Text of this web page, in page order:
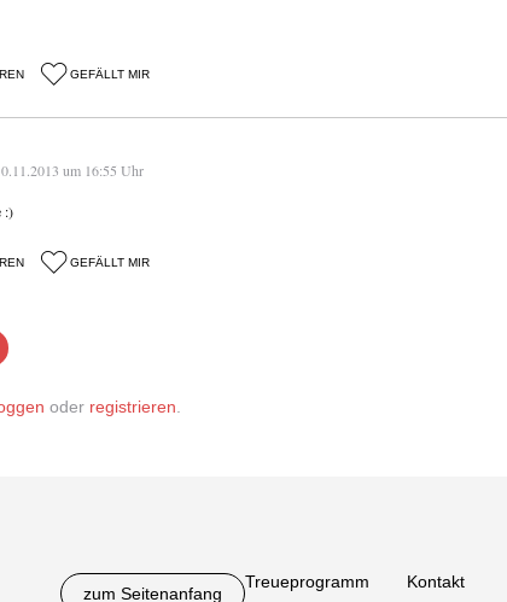
GEFÄLLT MIR
um 16:55 Uhr
:)
GEFÄLLT MIR
oder registrieren.
zum Seitenanfang
Treueprogramm
Kontakt